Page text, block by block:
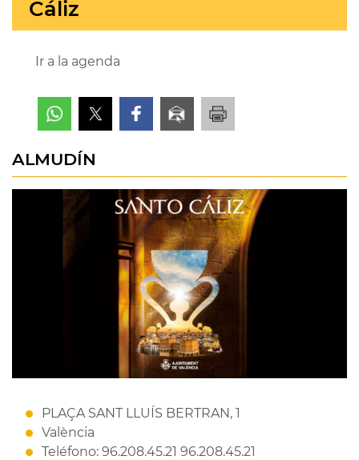
Cáliz
Ir a la agenda
ALMUDÍN
PLAÇA SANT LLUÍS BERTRAN, 1
València
Teléfono: 96.208.45.21 96.208.45.21